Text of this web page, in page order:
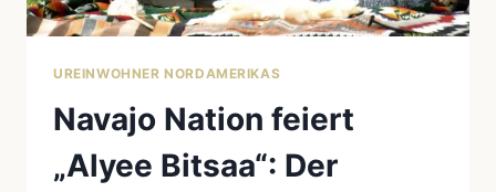
UREINWOHNER NORDAMERIKAS
Navajo Nation feiert
„Alyee Bitsaa“: Der